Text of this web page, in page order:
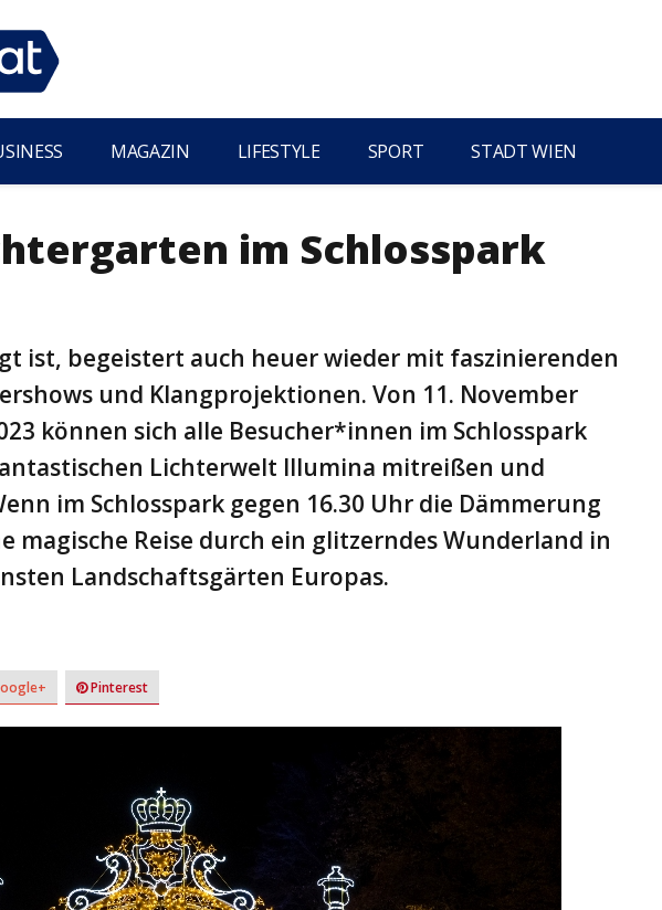
MAGAZIN LIFESTYLE SPORT STADT WIEN
im Schlosspark
ist, begeistert auch heuer wieder mit faszinierenden
und Klangprojektionen. Von 11. November
können sich alle Besucher*innen im Schlosspark
Lichterwelt Illumina mitreißen und
im Schlosspark gegen 16.30 Uhr die Dämmerung
magische Reise durch ein glitzerndes Wunderland in
Landschaftsgärten Europas.
Pinterest